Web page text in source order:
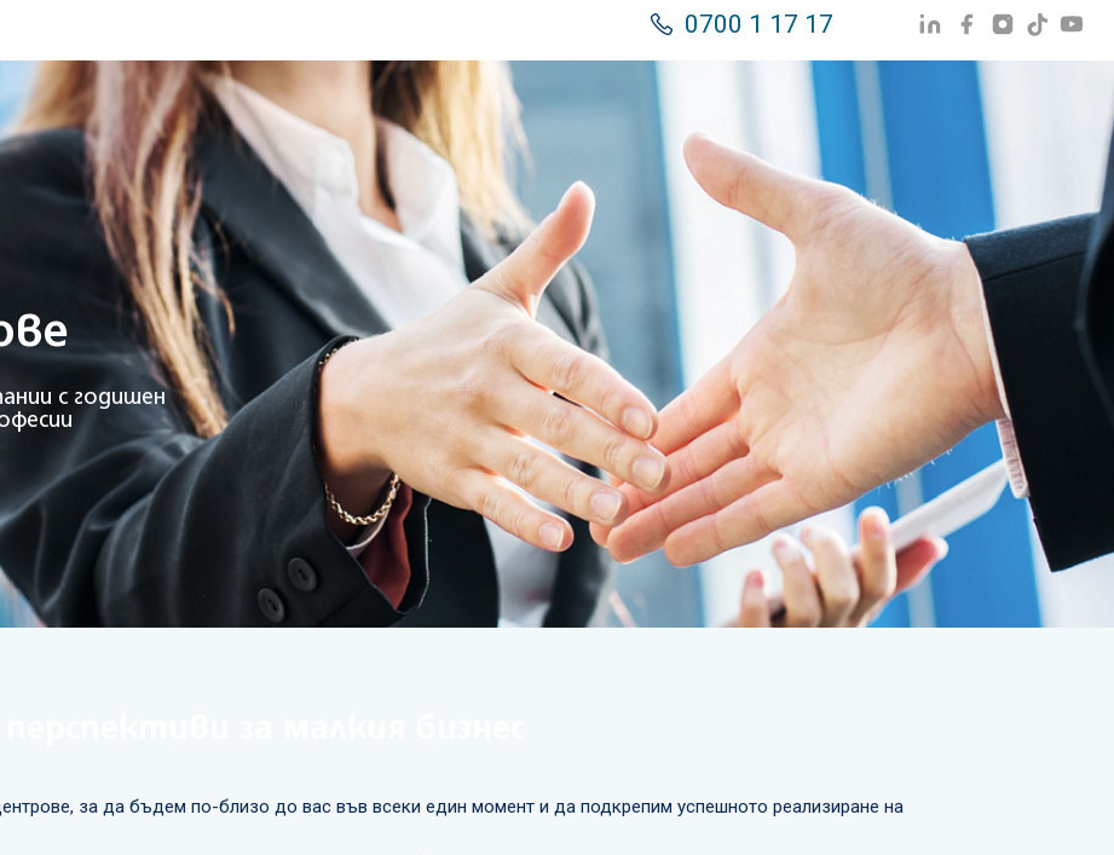
0700 1 17 17
с годишен
за да бъдем по-близо до вас във всеки един момент и да подкрепим успешното реализиране на